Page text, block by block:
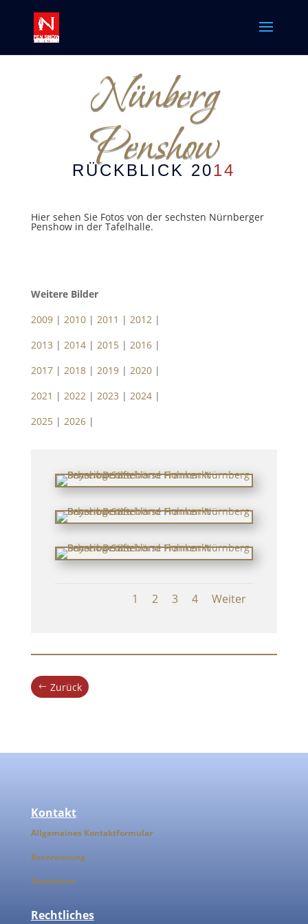
Nünberg
Penshow
RÜCKBLICK 2014
Hier sehen Sie Fotos von der sechsten Nürnberger
Penshow in der Tafelhalle.
Weitere Bilder
2009| 2010| 2011 | 2012|
2013 | 2014| 2015 | 2016|
2017| 2018| 2019| 2020|
2021 | 2022| 2023 | 2024|
2025 | 2026|
1 2 3 4 Weiter
Zurück
Kontakt
Allgemeines Kontaktformular
Reservierung
Newsletter
Rechtliches